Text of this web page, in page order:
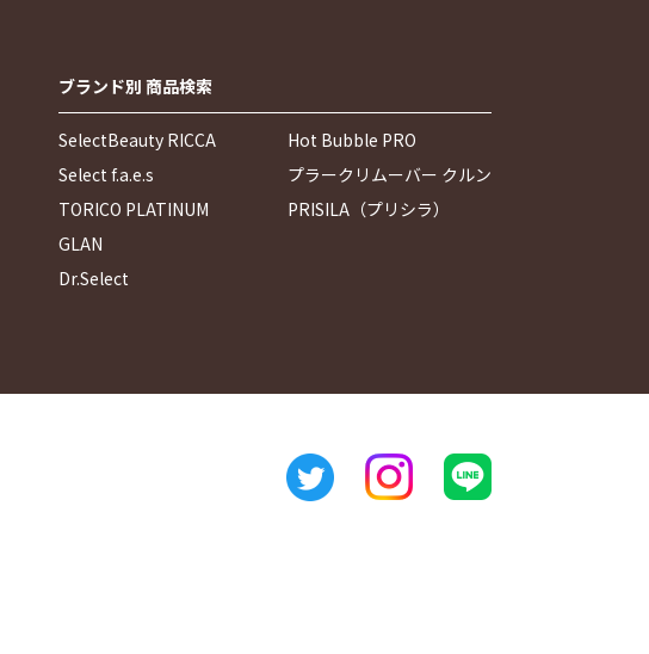
ブランド別 商品検索
SelectBeauty RICCA
Select f.a.e.s
TORICO PLATINUM
GLAN
Dr.Select
Hot Bubble PRO
プラークリムーバー クルン
PRISILA（プリシラ）